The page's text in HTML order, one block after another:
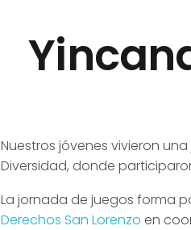
Nuestros jóvenes vivieron
Diversidad, donde
La jornada de juegos forma
Derechos San Lorenzo en